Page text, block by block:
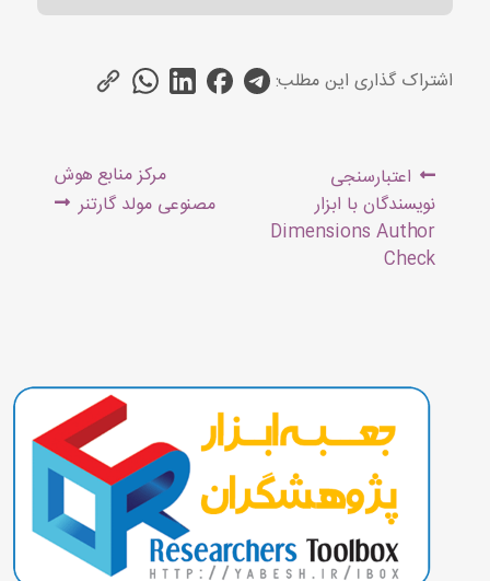
اشتراک گذاری این مطلب:
راهبری
نوشته
Previous
post:
اعتبارسنجی
نویسندگان با ابزار
Dimensions Author
Check
Next
post:
مرکز منابع هوش
مصنوعی مولد گارتنر